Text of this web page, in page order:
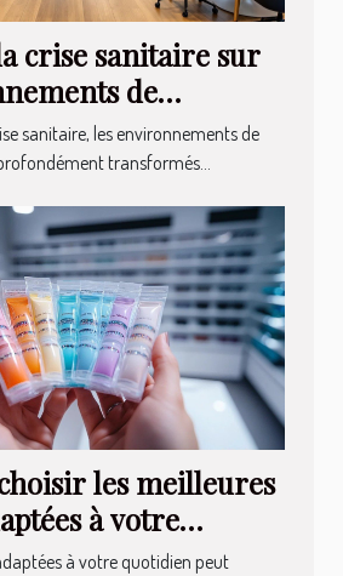
crise sanitaire sur
de
sanitaire, les environnements de
transformés...
les meilleures
à votre
à votre quotidien peut